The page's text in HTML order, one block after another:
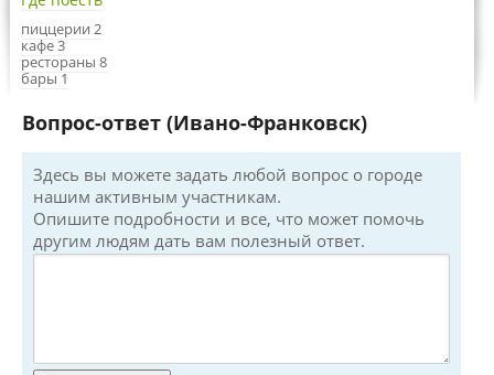
пиццерии 2
кафе 3
рестораны 8
бары 1
Вопрос-ответ (Ивано-Франковск)
Здесь вы можете задать любой вопрос о городе
нашим активным участникам.
Опишите подробности и все, что может помочь
другим людям дать вам полезный ответ.